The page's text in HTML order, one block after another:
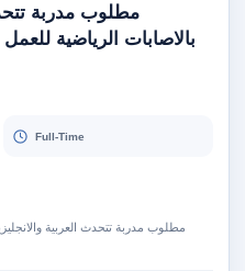
مطلوب مدربة
بالاصابات الرياضية
Full-Time
مطلوب مدربة تتحدث العربية